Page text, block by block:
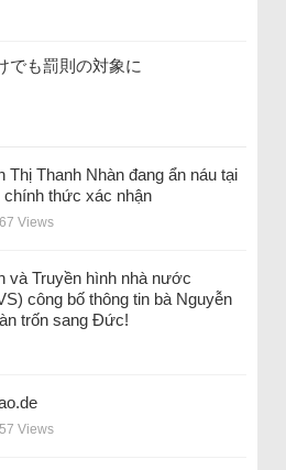
でも罰則の対象に
Thị Thanh Nhàn đang ẩn náu tại
thức xác nhận
Views
và Truyền hình nhà nước
công bố thông tin bà Nguyễn
trốn sang Đức!
Views